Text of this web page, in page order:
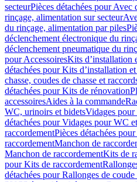
secteurPièces détachées pour
rinçage, alimentation sur secteur
du rinçage, alimentation par piles
déclenchement électronique du
déclenchement pneumatique du
pour AccessoiresKits d’installation
détachées pour Kits d’installation
chasse, coudes de chasse et
détachées pour Kits de rénovation
accessoiresAides à la commande
WC, urinoirs et bidetsVidages
détachées pour Vidages pour WC
raccordementPièces détachées
raccordementManchon de
Manchon de raccordementKits de
pour Kits de raccordement
détachées pour Rallonges de coude